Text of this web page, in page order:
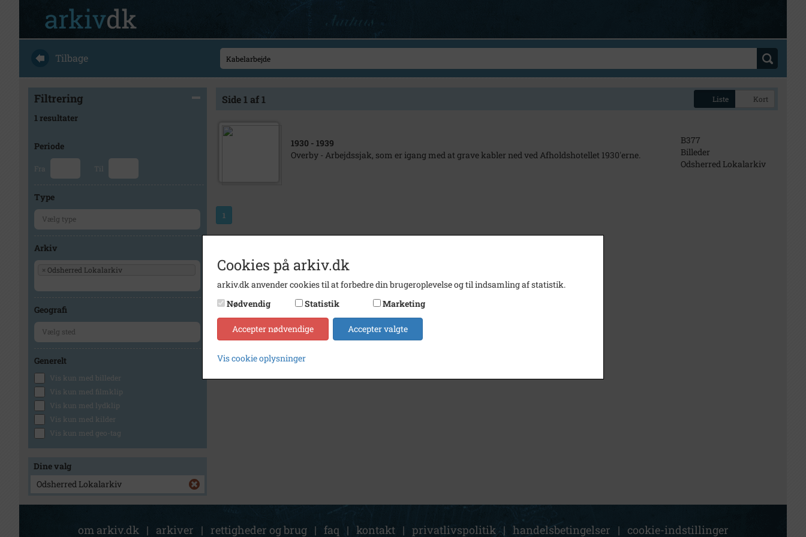
Tilbage
Filtrering
1 resultater
Periode
Fra Til
Type
Arkiv
× Odsherred Lokalarkiv
Geografi
Generelt
Vis kun med billeder
Vis kun med filmklip
Vis kun med lydklip
Vis kun med kilder
Vis kun med geo-tag
Dine valg
Odsherred Lokalarkiv
Side 1 af 1 Liste Kort
1930 - 1939
Overby - Arbejdssjak, som er igang med at grave kabler ned ved Afholdshotellet 1930'erne.
B377
Billeder
Odsherred Lokalarkiv
1
om arkiv.dk | arkiver | rettigheder og brug | faq | kontakt | privatlivspolitik | handelsbetingelser | cookie-indstillinger
Cookies på arkiv.dk
arkiv.dk anvender cookies til at forbedre din brugeroplevelse og til indsamling af statistik.
Nødvendig
Statistik Marketing
Accepter nødvendige Accepter valgte
Vis cookie oplysninger